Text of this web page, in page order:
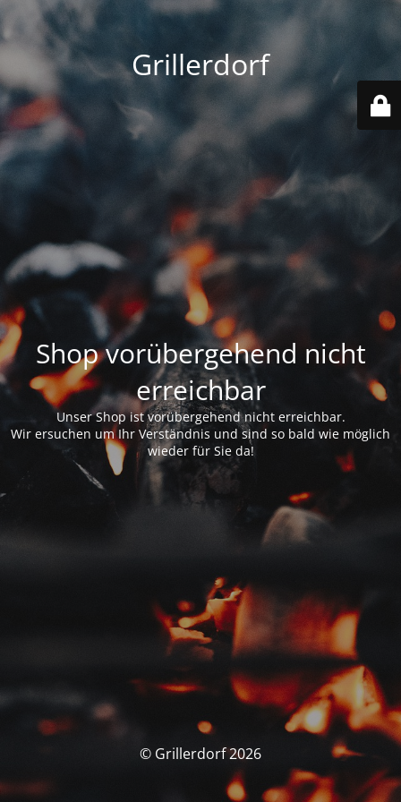
Grillerdorf
Shop vorübergehend nicht
erreichbar
Unser Shop ist vorübergehend nicht erreichbar.
Wir ersuchen um Ihr Verständnis und sind so bald wie möglich
wieder für Sie da!
© Grillerdorf 2026